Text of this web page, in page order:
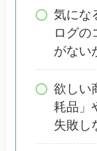
気にな
ログの
がない
欲しい
耗品」
失敗し